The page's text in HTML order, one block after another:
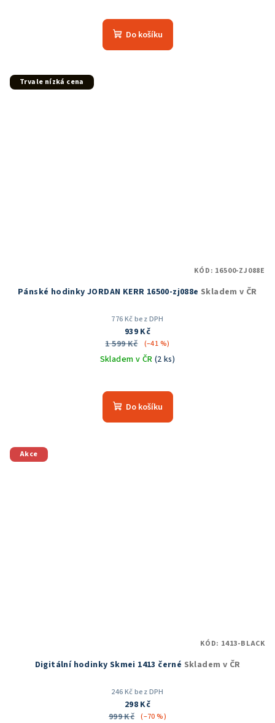
hodnocení
produktu
Do košíku
Trvale nízká cena
Pánské hodinky JORDAN KERR 16500-zj088e Skladem v ČR
776 Kč bez DPH
939 Kč
1 599 Kč
(–41 %)
Skladem v ČR (2 ks)
hodnocení
produktu
Do košíku
KÓD: 16500-ZJ088E
Akce
Digitální hodinky Skmei 1413 černé Skladem v ČR
246 Kč bez DPH
298 Kč
999 Kč (–70 %)
KÓD: 1413-BLACK